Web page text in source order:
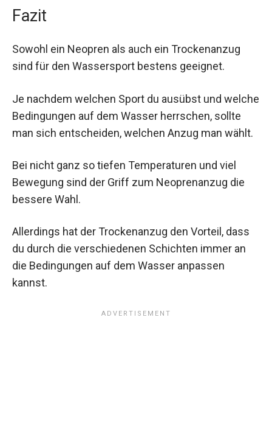
Fazit
Sowohl ein Neopren als auch ein Trockenanzug
sind für den Wassersport bestens geeignet.
Je nachdem welchen Sport du ausübst und welche
Bedingungen auf dem Wasser herrschen, sollte
man sich entscheiden, welchen Anzug man wählt.
Bei nicht ganz so tiefen Temperaturen und viel
Bewegung sind der Griff zum Neoprenanzug die
bessere Wahl.
Allerdings hat der Trockenanzug den Vorteil, dass
du durch die verschiedenen Schichten immer an
die Bedingungen auf dem Wasser anpassen
kannst.